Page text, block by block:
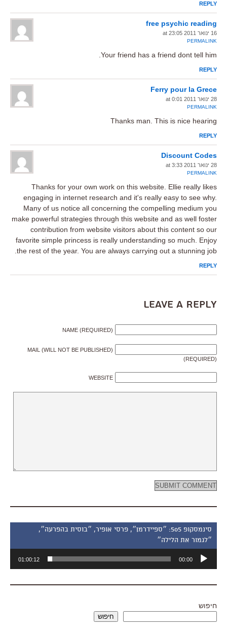
REPLY
free psychic reading
16 ינואר 2011 at 23:05
PERMALINK
Your friend has a friend dont tell him.
REPLY
Ferry pour la Grece
28 ינואר 2011 at 0:01
PERMALINK
Thanks man. This is nice hearing
REPLY
Discount Codes
28 ינואר 2011 at 3:33
PERMALINK
Thanks for your own work on this website. Ellie really likes
engaging in internet research and it's really easy to see why.
Many of us notice all concerning the compelling medium you
make powerful strategies through this website and as well foster
contribution from website visitors about this content so our
favorite simple princess is really understanding so much. Enjoy
the rest of the year. You are always carrying out a stunning job.
REPLY
Leave a Reply
NAME (REQUIRED)
MAIL (WILL NOT BE PUBLISHED)
(REQUIRED)
WEBSITE
סינמסקופ 505: ״ספיידרמן״, פרסי אופיר, ״בוסית בהפרעה״,
״לגמור את הלילה״
אודיו
00:00
01:00:12
חיפוש
חיפוש